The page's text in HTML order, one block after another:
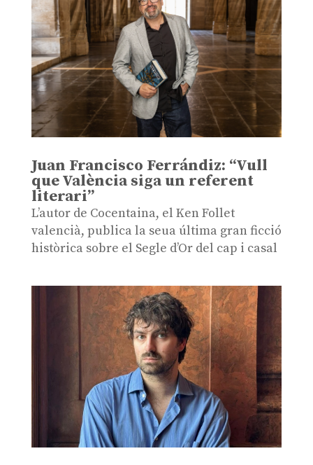
Juan Francisco Ferrándiz: “Vull
que València siga un referent
literari”
L’autor de Cocentaina, el Ken Follet
valencià, publica la seua última gran ficció
històrica sobre el Segle d’Or del cap i casal